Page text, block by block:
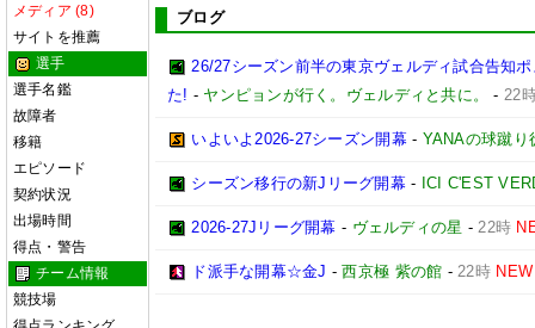
メディア (8)
サイトを推薦
選手
選手名鑑
故障者
移籍
エピソード
契約状況
出場時間
得点・警告
チーム情報
競技場
ブログ
26/27シーズン前半の東京ヴェルディ試合告知
た! - ヤンピョンが行く。ヴェルディと共に。 - 22
いよいよ2026-27シーズン開幕- YANAの球蹴り
シーズン移行の新Jリーグ開幕 - ICI C'EST
2026-27Jリーグ開幕 - ヴェルディの星 -22時
ド派手な開幕☆金J -西京極 紫の館 -22時 NEW